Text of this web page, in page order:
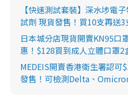
【快速測試套裝】深水埗電
試劑 現貨發售！買10支再送
日本城分店現貨開賣KN95口
惠！$128買到成人立體口罩
MEDEIS開賣香港衛生署認可
發售！可檢測Delta、